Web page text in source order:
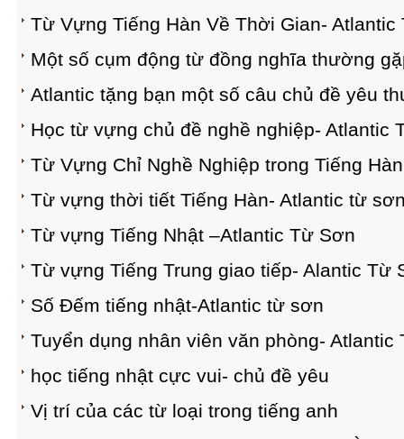
Từ Vựng Tiếng Hàn Về Thời Gian- Atlantic
Một số cụm động từ đồng nghĩa thường
Atlantic tặng bạn một số câu chủ đề yêu
Học từ vựng chủ đề nghề nghiệp- Atlantic
Từ Vựng Chỉ Nghề Nghiệp trong Tiếng
Từ vựng thời tiết Tiếng Hàn- Atlantic từ
Từ vựng Tiếng Nhật –Atlantic Từ Sơn
Từ vựng Tiếng Trung giao tiếp- Alantic Từ
Số Đếm tiếng nhật-Atlantic từ sơn
Tuyển dụng nhân viên văn phòng- Atlantic
học tiếng nhật cực vui- chủ đề yêu
​Vị trí của các từ loại trong tiếng anh